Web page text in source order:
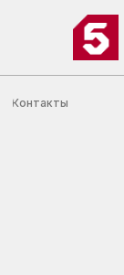
Контакты